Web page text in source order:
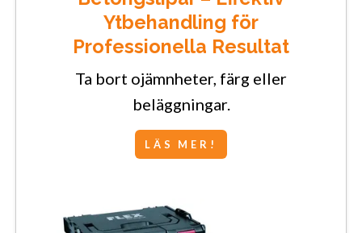
Ytbehandling för
Professionella Resultat
Ta bort ojämnheter, färg eller
beläggningar.
LÄS MER!